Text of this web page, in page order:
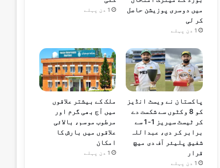
میں دوسری پوزیشن حاصل
کر لی
1 دن پہلے
1 دن پہلے
پاکستان نے ویسٹ انڈیز
کو 8 وکٹوں سے شکست دے
کر ٹیسٹ سیریز 1-1 سے
برابر کر دی، عبداللہ
شفیق پلیئر آف دی میچ
قرار
1 دن پہلے
ملک کے بیشتر علاقوں
میں آج بھی گرم اور
مرطوب موسم، بالائی
علاقوں میں بارش کا
امکان
1 دن پہلے